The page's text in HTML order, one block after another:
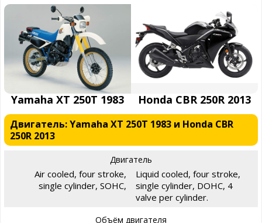
Yamaha XT 250T 1983 Honda CBR 250R 2013
Двигатель: Yamaha XT 250T 1983 и Honda CBR
250R 2013
Двигатель
Air cooled, four stroke,
single cylinder, SOHC,
Liquid cooled, four stroke,
single cylinder, DOHC, 4
valve per cylinder.
Объём двигателя